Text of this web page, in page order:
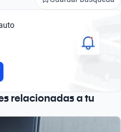
relacionadas a tu